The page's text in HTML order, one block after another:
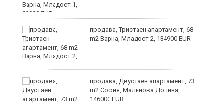
продава, Тристаен апартамент, 68
m2 Варна, Младост 2, 134900 EUR
продава, Двустаен апартамент, 73
m2 София, Малинова Долина,
146000 EUR